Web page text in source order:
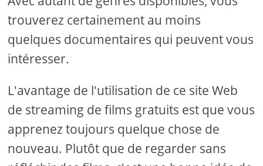
trouverez certainement au moins
quelques documentaires qui peuvent vous
intéresser.
L'avantage de l'utilisation de ce site Web
de streaming de films gratuits est que vous
apprenez toujours quelque chose de
nouveau. Plutôt que de regarder sans